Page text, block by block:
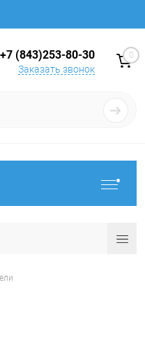
+7 (843)253-80-30
Заказать звонок
0